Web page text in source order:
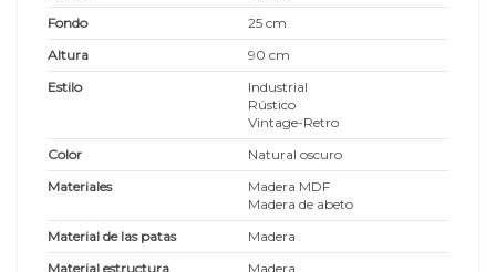
Fondo
25 cm
Altura
90 cm
Estilo
Industrial
Rústico
Vintage-Retro
Color
Natural oscuro
Materiales
Madera MDF
Madera de abeto
Material de las patas
Madera
Material estructura
Madera